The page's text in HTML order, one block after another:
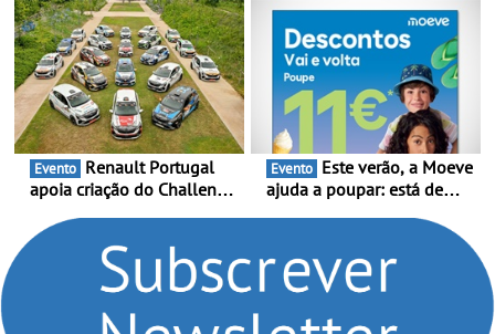
presença nacional ao lado
da mítica prova de ciclismo
e leva a sua gama SUV
multi-energia às estradas
de Portugal
Portugal Karting e mira boa
estreia - O Campeonato
Portugal Karting 2026
decorre entre 1 de Março e
6 de Setembro
Evento
apoia criação do Challenge
compromisso com o
automobilismo nacional
continua em 2026
Evento
ajuda a poupar: está de
Volta” com descontos de